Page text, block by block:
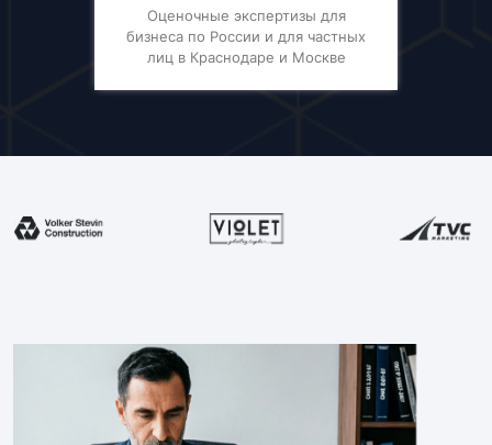
Оценочные экспертизы для
бизнеса по России и для частных
лиц в Краснодаре и Москве